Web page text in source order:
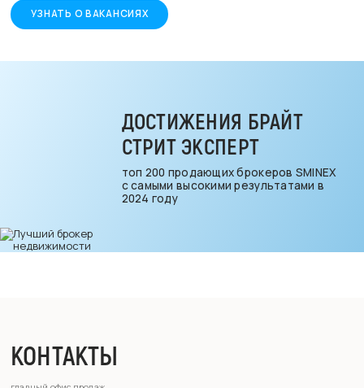
УЗНАТЬ О ВАКАНСИЯХ
ДОСТИЖЕНИЯ БРАЙТ
СТРИТ ЭКСПЕРТ
топ 200 продающих брокеров SMINEX
с самыми высокими результатами в
2024 году
КОНТАКТЫ